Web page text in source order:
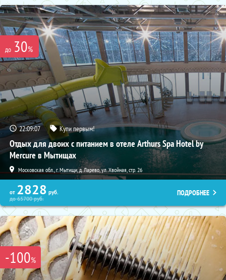
до 30%
22:09:05 Купи первым!
Отдых для двоих с питанием в отеле Arthurs Spa Hotel by
Mercure в Мытищах
Московская обл., г. Мытищи, д. Ларево, ул. Хвойная, стр. 26
от 2828 руб.
до65700руб.
ПОДРОБНЕЕ
-100%